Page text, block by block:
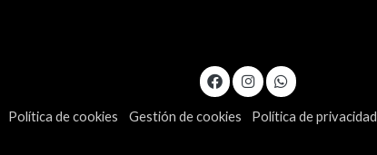
Política de cookies Gestión de cookies Política de privacidad